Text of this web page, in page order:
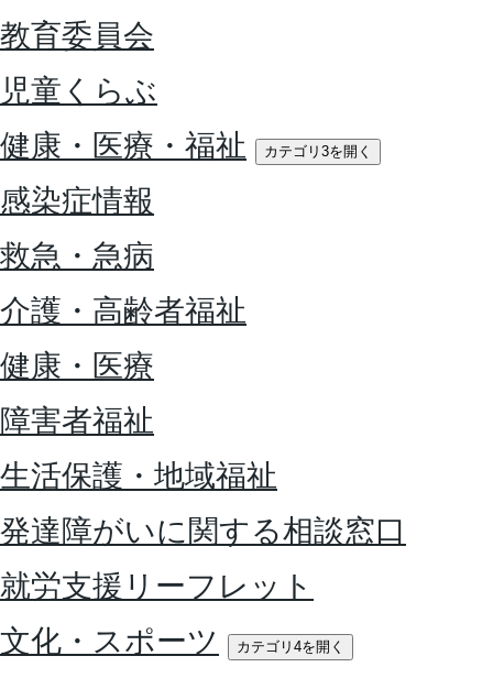
教育委員会
児童くらぶ
健康・医療・福祉
カテゴリ3を開く
感染症情報
救急・急病
介護・高齢者福祉
健康・医療
障害者福祉
生活保護・地域福祉
発達障がいに関する相談窓口
就労支援リーフレット
文化・スポーツ
カテゴリ4を開く